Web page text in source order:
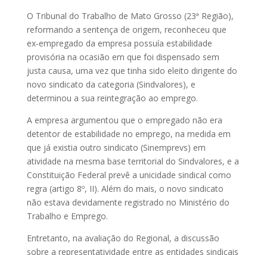
O Tribunal do Trabalho de Mato Grosso (23ª Região),
reformando a sentença de origem, reconheceu que
ex-empregado da empresa possuía estabilidade
provisória na ocasião em que foi dispensado sem
justa causa, uma vez que tinha sido eleito dirigente do
novo sindicato da categoria (Sindvalores), e
determinou a sua reintegração ao emprego.
A empresa argumentou que o empregado não era
detentor de estabilidade no emprego, na medida em
que já existia outro sindicato (Sinemprevs) em
atividade na mesma base territorial do Sindvalores, e a
Constituição Federal prevê a unicidade sindical como
regra (artigo 8º, II). Além do mais, o novo sindicato
não estava devidamente registrado no Ministério do
Trabalho e Emprego.
Entretanto, na avaliação do Regional, a discussão
sobre a representatividade entre as entidades sindicais